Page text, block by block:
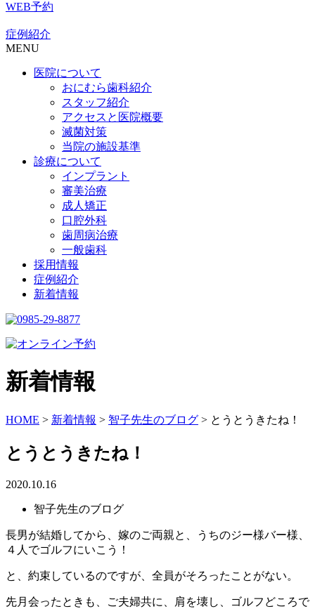
WEB予約
症例紹介
MENU
医院について
おにむら歯科紹介
スタッフ紹介
アクセスと医院概要
滅菌対策
当院の施設基準
診療について
インプラント
審美治療
成人矯正
口腔外科
歯周病治療
一般歯科
採用情報
症例紹介
新着情報
新着情報
HOME > 新着情報 > 智子先生のブログ > とうとうきたね！
とうとうきたね！
2020.10.16
智子先生のブログ
長男が結婚してから、嫁のご両親と、うちのジー様バー様、
４人でゴルフにいこう！
と、約束しているのですが、全員がそろったことがない。
先月会ったときも、ご夫婦共に、肩を壊し、ゴルフどころで